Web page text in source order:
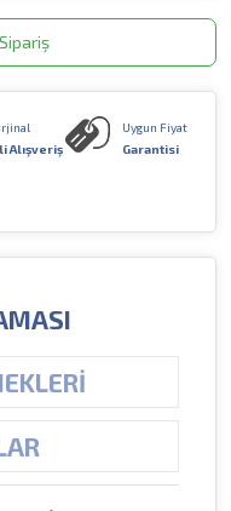
Alışveriş
Uygun Fiyat
Garantisi